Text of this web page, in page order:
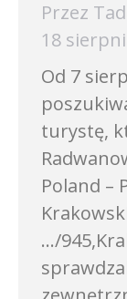
Przez
18
Od 7
turystę,
Poland –
…/